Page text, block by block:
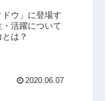
ウ」に登場す
活躍について
は？
2020.06.07